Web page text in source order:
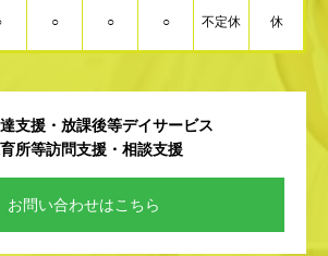
○ ○ ○ 不定休 休
支援・放課後等デイサービス
所等訪問支援・相談支援
お問い合わせはこちら